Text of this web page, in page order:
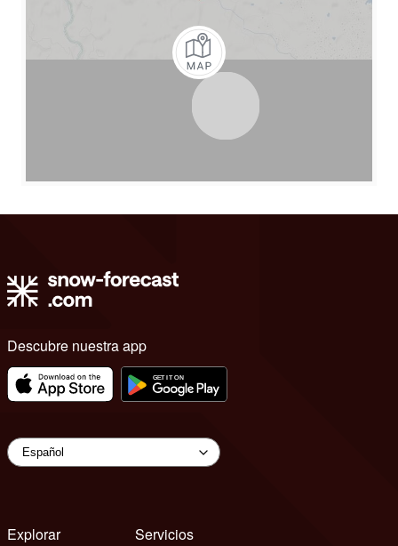
Descubre nuestra app
Explorar
Servicios